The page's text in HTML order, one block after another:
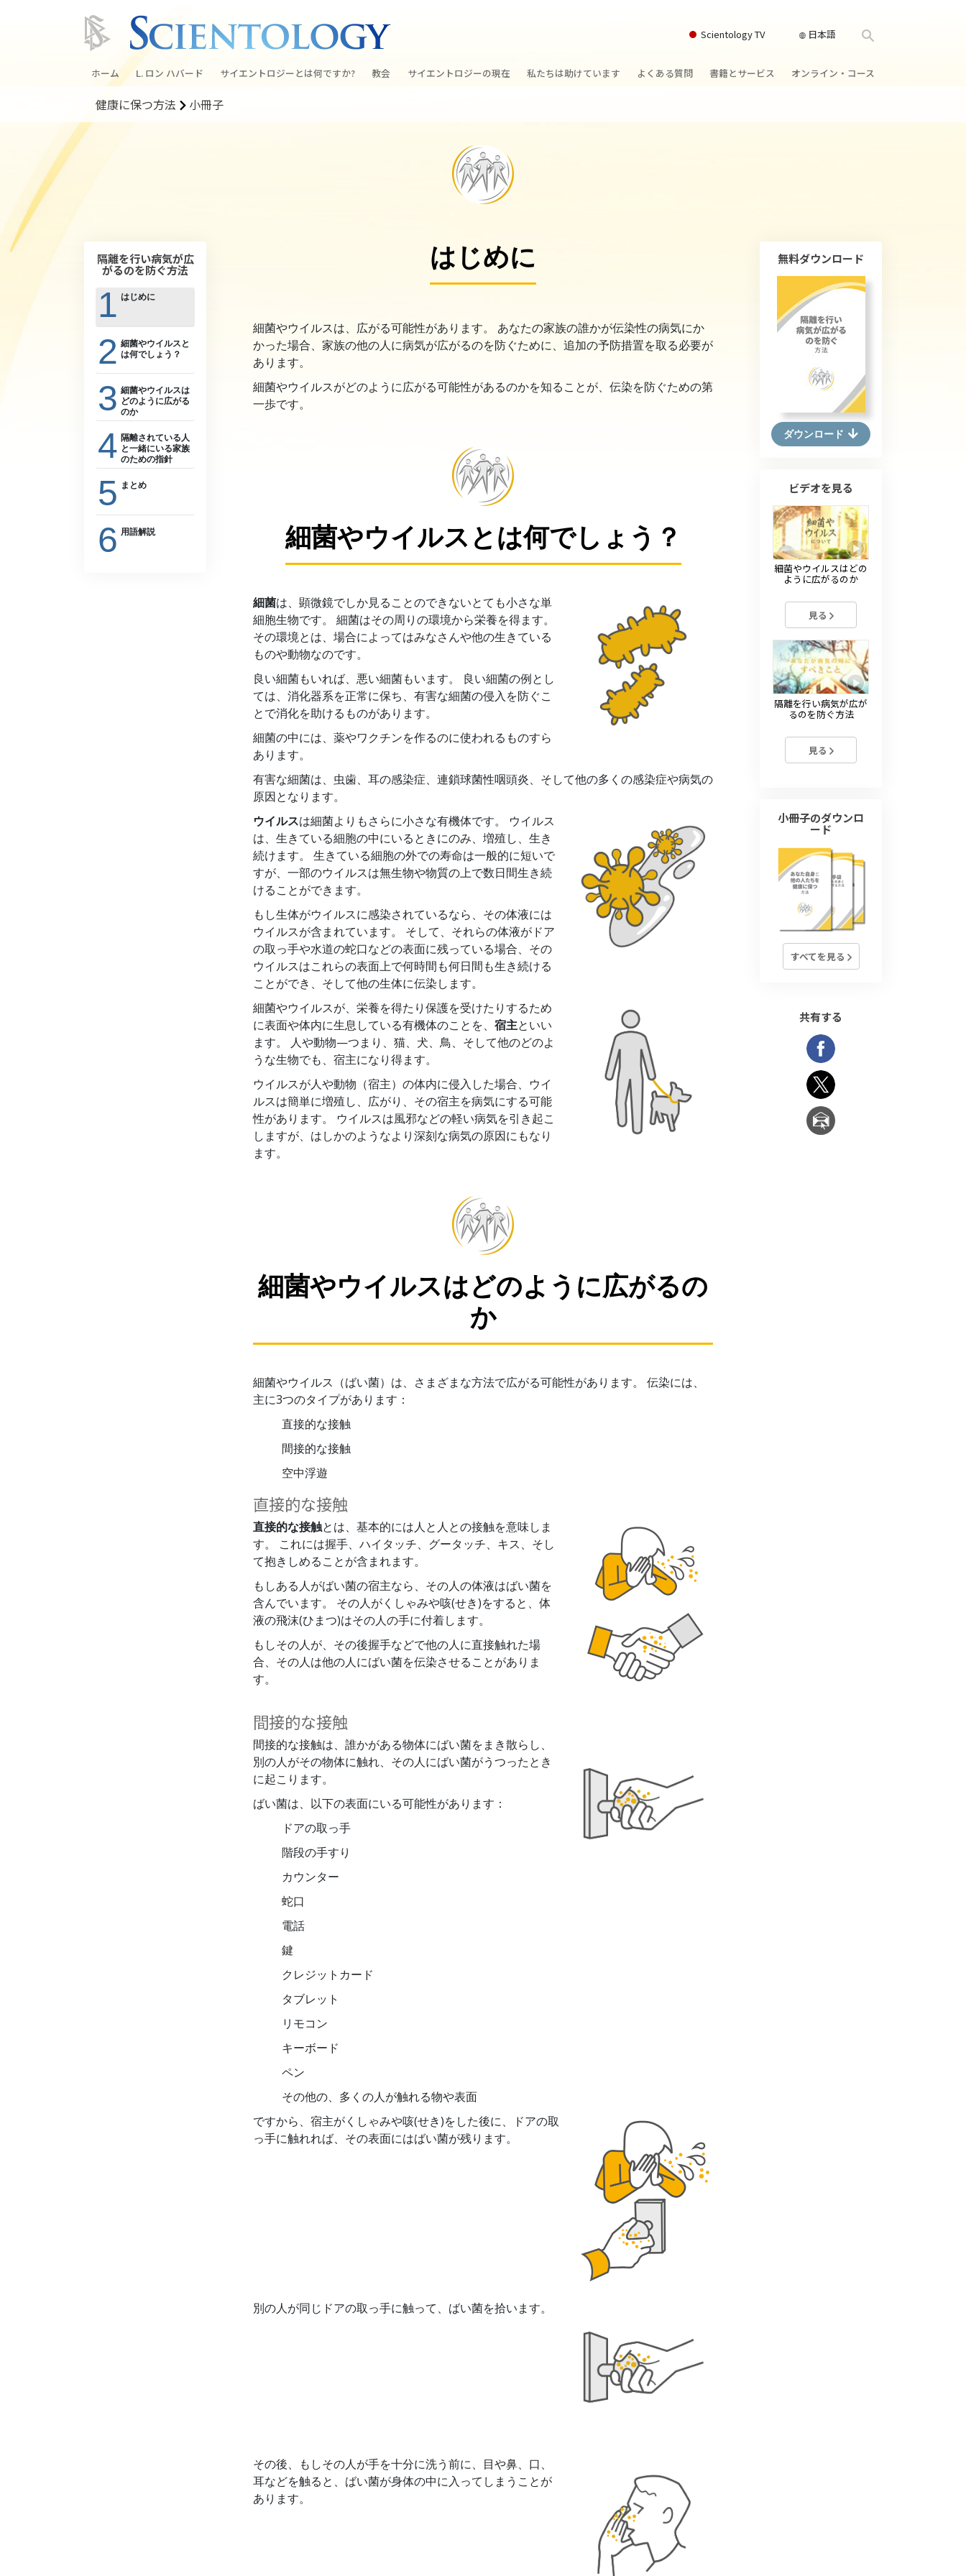
Scientology TV 日本語
ホーム L. ロン ハバード サイエントロジーとは何ですか?
信条と実践
愛と憎しみ ―
偉大さとは何か?
教会
オーガニゼーション
サイエントロジーを
世界にもたらす
サイエントロジーの現在
デビッド･ミスキャベッジ氏—
Scientologyの教会指導者
私たちは助けています
ユナイテッド･フォー･ヒューマンライ
ツ
サイエントロジー･ボランティア･ミニ
スター
よくある質問 書籍とサービス オンライン・コース
感情のトーン・スケール
薬物に対する解決策
職場のためのツール
エシックスとコンディション
広報活動の基礎
ターゲットとゴール
コミュニケーション
健康に保つ方法 小冊子
はじめに
細菌やウイルスは、広がる可能性があります。 あなたの家族の誰かが伝染性の病気にか
かった場合、家族の他の人に病気が広がるのを防ぐために、追加の予防措置を取る必要が
あります。
細菌やウイルスがどのように広がる可能性があるのかを知ることが、伝染を防ぐための第
一歩です。
細菌やウイルスとは何でしょう？
細菌は、顕微鏡でしか見ることのできないとても小さな単
細胞生物です。 細菌はその周りの環境から栄養を得ます。
その環境とは、場合によってはみなさんや他の生きている
ものや動物なのです。
良い細菌もいれば、悪い細菌もいます。 良い細菌の例とし
ては、消化器系を正常に保ち、有害な細菌の侵入を防ぐこ
とで消化を助けるものがあります。
細菌の中には、薬やワクチンを作るのに使われるものすら
あります。
有害な細菌は、虫歯、耳の感染症、連鎖球菌性咽頭炎、そして他の多くの感染症や病気の
原因となります。
ウイルスは細菌よりもさらに小さな有機体です。 ウイルス
は、生きている細胞の中にいるときにのみ、増殖し、生き
続けます。 生きている細胞の外での寿命は一般的に短いで
すが、一部のウイルスは無生物や物質の上で数日間生き続
けることができます。
もし生体がウイルスに感染されているなら、その体液には
ウイルスが含まれています。 そして、それらの体液がドア
の取っ手や水道の蛇口などの表面に残っている場合、その
ウイルスはこれらの表面上で何時間も何日間も生き続ける
ことができ、そして他の生体に伝染します。
細菌やウイルスが、栄養を得たり保護を受けたりするため
に表面や体内に生息している有機体のことを、 宿主といい
ます。 人や動物—つまり 、猫、犬、鳥、そして他のどのよ
うな生物でも、宿主になり得ます。
ウイルスが人や動物（宿主）の体内に侵入した場合、ウイ
ルスは簡単に増殖し、広がり、その宿主を病気にする可能
性があります。 ウイルスは風邪などの軽い病気を引き起こ
しますが、はしかのようなより深刻な病気の原因にもなり
ます。
細菌やウイルスはどのように広がるの
か
細菌やウイルス（ばい菌）は、さまざまな方法で広がる可能性があります。 伝染には、
主に3つのタイプがあります：
直接的な接触
間接的な接触
空中浮遊
直接的な接触
直接的な接触とは、基本的には人と人との接触を意味しま
す。 これには握手、ハイタッチ、グータッチ、キス、そし
て抱きしめることが含まれます。
もしある人がばい菌の宿主なら、その人の体液はばい菌を
含んでいます。 その人がくしゃみや咳(せき)をすると、体
液の飛沫(ひまつ)はその人の手に付着します。
もしその人が、その後握手などで他の人に直接触れた場
合、その人は他の人にばい菌を伝染させることがありま
す。
間接的な接触
間接的な接触は、誰かがある物体にばい菌をまき散らし、
別の人がその物体に触れ、その人にばい菌がうつったとき
に起こります。
ばい菌は、以下の表面にいる可能性があります：
ドアの取っ手
階段の手すり
カウンター
蛇口
電話
鍵
クレジットカード
タブレット
リモコン
キーボード
ペン
その他の、多くの人が触れる物や表面
ですから、宿主がくしゃみや咳(せき)をした後に、ドアの取
っ手に触れれば、その表面にはばい菌が残ります。
別の人が同じドアの取っ手に触って、ばい菌を拾います。
その後、もしその人が手を十分に洗う前に、目や鼻、口、
耳などを触ると、ばい菌が身体の中に入ってしまうことが
あります。
隔離を行い病気が広
がるのを防ぐ方法
1 はじめに
2 細菌やウイルスと
は何でしょう？
3 細菌やウイルスは
どのように広がる
のか
間接的な接触
空中浮遊
細菌やウイルスはどのように
広がるのか
4 隔離されている人
と一緒にいる家族
のための指針
隔離された人の部屋
食器
5 まとめ
6 用語解説
無料ダウンロード
ダウンロード
ビデオを見る
細菌やウイルスはどの
ように広がるのか
見る
隔離を行い病気が広が
るのを防ぐ方法
見る
小冊子のダウンロ
ード
すべてを見る
共有する